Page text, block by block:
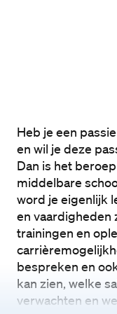
Heb je een
en wil je deze
Dan is het
middelbare
word je eigenlijk
en vaardigheden
trainingen en
bespreken en
kan zien, welke
verwachten en